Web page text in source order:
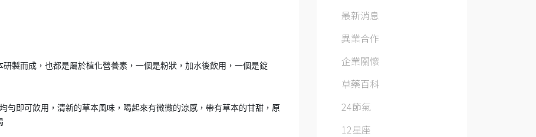
製而成，也都是屬於植化營養素，一個是粉狀，加水後飲用，一個是錠
勻即可飲用，清新的草本風味，喝起來有微微的涼感，帶有草本的甘甜，原
最新消息
異業合作
企業關懷
草藥百科
24節氣
12星座